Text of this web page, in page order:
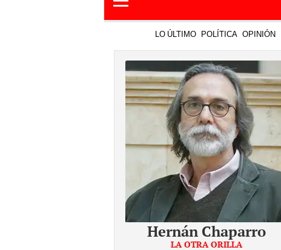
LO ÚLTIMO POLÍTICA OPINIÓN
Hernán Chaparro
LA OTRA ORILLA